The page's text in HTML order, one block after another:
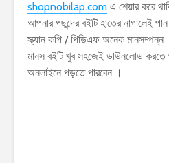
shopnobilap.com এ শেয়ার করে
আপনার পছন্দের বইটি হাতের নাগালেই
স্ক্যান কপি / পিডিএফ অনেক
মানস বইটি খুব সহজেই ডাউনলোড করতে
অনলাইনে পড়তে পারবেন ।